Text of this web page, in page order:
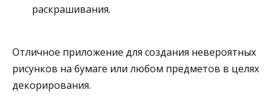
раскрашивания.
Отличное приложение для создания невероятных
рисунков на бумаге или любом предметов в целях
декорирования.